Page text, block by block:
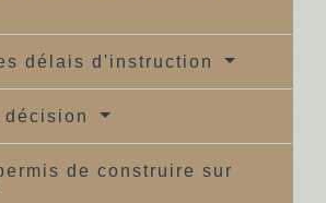
délais d'instruction
décision
de construire sur